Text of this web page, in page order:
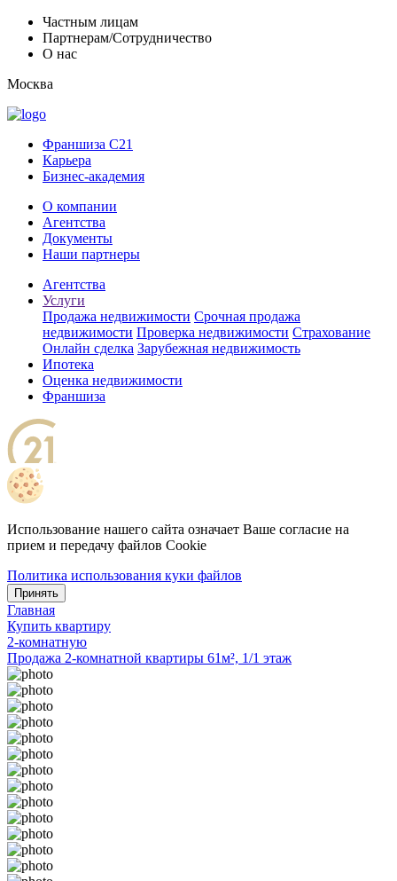
Частным лицам
Партнерам/Сотрудничество
О нас
Москва
Франшиза C21
Карьера
Бизнес-академия
О компании
Агентства
Документы
Наши партнеры
Агентства
Услуги
Продажа недвижимости Срочная продажа
недвижимости Проверка недвижимости Страхование
Онлайн сделка Зарубежная недвижимость
Ипотека
Оценка недвижимости
Франшиза
Использование нашего сайта означает Ваше согласие на
прием и передачу файлов Cookie
Политика использования куки файлов
Принять
Главная
Купить квартиру
2-комнатную
Продажа 2-комнатной квартиры 61м², 1/1 этаж